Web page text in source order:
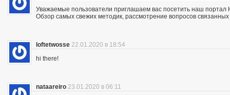
Уважаемые пользователи приглашаем вас посетить наш портал
Обзор самых свежих методик, рассмотрение вопросов связанных
loftetwosse 22.01.2020 в 18:54
hi there!
nataareiro 23.01.2020 в 06:11